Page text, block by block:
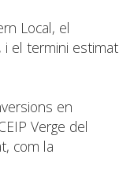
Local, el
i el termini estimat
en
Verge del
com la